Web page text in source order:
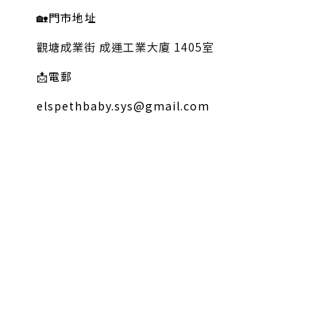
🏡門市地址
觀塘成業街 成運工業大廈 1405室
📩電郵
elspethbaby.sys@gmail.com